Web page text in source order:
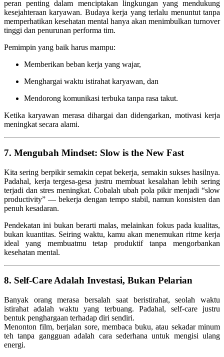
peran penting dalam menciptakan lingkungan yang mendukung
kesejahteraan karyawan. Budaya kerja yang terlalu menuntut tanpa
memperhatikan kesehatan mental hanya akan menimbulkan turnover
tinggi dan penurunan performa tim.
Pemimpin yang baik harus mampu:
Memberikan beban kerja yang wajar,
Menghargai waktu istirahat karyawan, dan
Mendorong komunikasi terbuka tanpa rasa takut.
Ketika karyawan merasa dihargai dan didengarkan, motivasi kerja
meningkat secara alami.
7. Mengubah Mindset: Slow is the New Fast
Kita sering berpikir semakin cepat bekerja, semakin sukses hasilnya.
Padahal, kerja tergesa-gesa justru membuat kesalahan lebih sering
terjadi dan stres meningkat. Cobalah ubah pola pikir menjadi “slow
productivity” — bekerja dengan tempo stabil, namun konsisten dan
penuh kesadaran.
Pendekatan ini bukan berarti malas, melainkan fokus pada kualitas,
bukan kuantitas. Seiring waktu, kamu akan menemukan ritme kerja
ideal yang membuatmu tetap produktif tanpa mengorbankan
kesehatan mental.
8. Self-Care Adalah Investasi, Bukan Pelarian
Banyak orang merasa bersalah saat beristirahat, seolah waktu
istirahat adalah waktu yang terbuang. Padahal, self-care justru
bentuk penghargaan terhadap diri sendiri.
Menonton film, berjalan sore, membaca buku, atau sekadar minum
teh tanpa gangguan adalah cara sederhana untuk mengisi ulang
energi.